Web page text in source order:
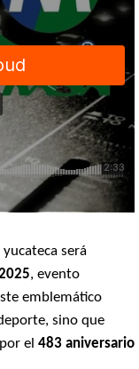
será
, evento
emblemático
sino que
por el483 aniversario